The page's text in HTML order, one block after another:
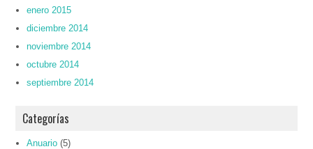
enero 2015
diciembre 2014
noviembre 2014
octubre 2014
septiembre 2014
Categorías
Anuario (5)